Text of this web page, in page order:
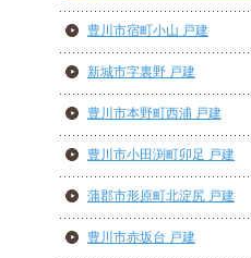
豊川市宿町小山 戸建
新城市字裏野 戸建
豊川市本野町西浦 戸建
豊川市小田渕町卯足 戸建
蒲郡市形原町北淀尻 戸建
豊川市赤坂台 戸建